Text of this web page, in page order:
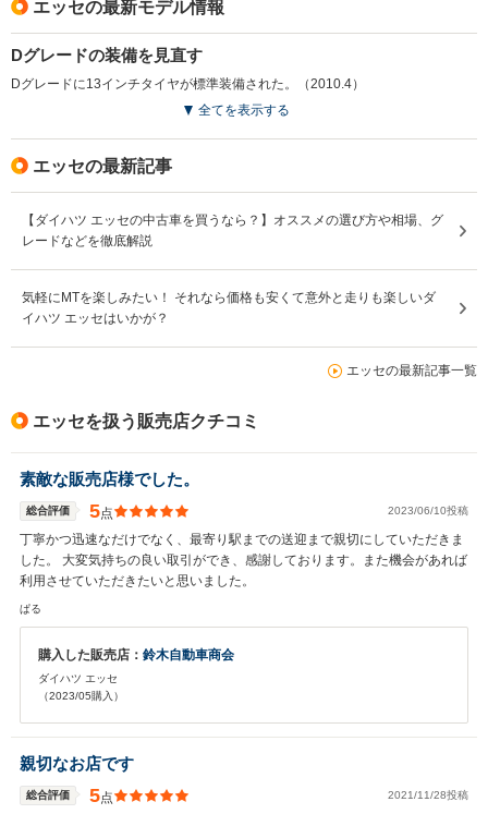
エッセの最新モデル情報
Dグレードの装備を見直す
Dグレードに13インチタイヤが標準装備された。（2010.4）
全てを表示する
エッセの最新記事
【ダイハツ エッセの中古車を買うなら？】オススメの選び方や相場、グ
レードなどを徹底解説
気軽にMTを楽しみたい！ それなら価格も安くて意外と走りも楽しいダ
イハツ エッセはいかが？
エッセの最新記事一覧
エッセを扱う販売店クチコミ
素敵な販売店様でした。
総合評価 5点 2023/06/10投稿
丁寧かつ迅速なだけでなく、最寄り駅までの送迎まで親切にしていただきま
した。 大変気持ちの良い取引ができ、感謝しております。また機会があれば
利用させていただきたいと思いました。
ぱる
購入した販売店： 鈴木自動車商会
ダイハツ エッセ
（2023/05購入）
親切なお店です
総合評価 5点 2021/11/28投稿